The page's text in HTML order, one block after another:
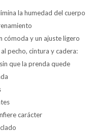
la humedad del cuerpo
cómoda y un ajuste ligero
pecho, cintura y cadera:
que la prenda quede
carácter